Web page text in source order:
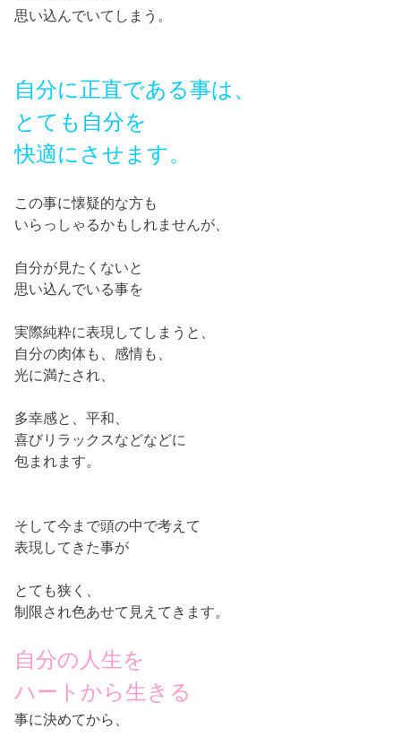
思い込んでいてしまう。
自分に正直である事は、
とても自分を
快適にさせます。
この事に懐疑的な方も
いらっしゃるかもしれませんが、
自分が見たくないと
思い込んでいる事を
実際純粋に表現してしまうと、
自分の肉体も、感情も、
光に満たされ、
多幸感と、平和、
喜びリラックスなどなどに
包まれます。
そして今まで頭の中で考えて
表現してきた事が
とても狭く、
制限され色あせて見えてきます。
自分の人生を
ハートから生きる
事に決めてから、